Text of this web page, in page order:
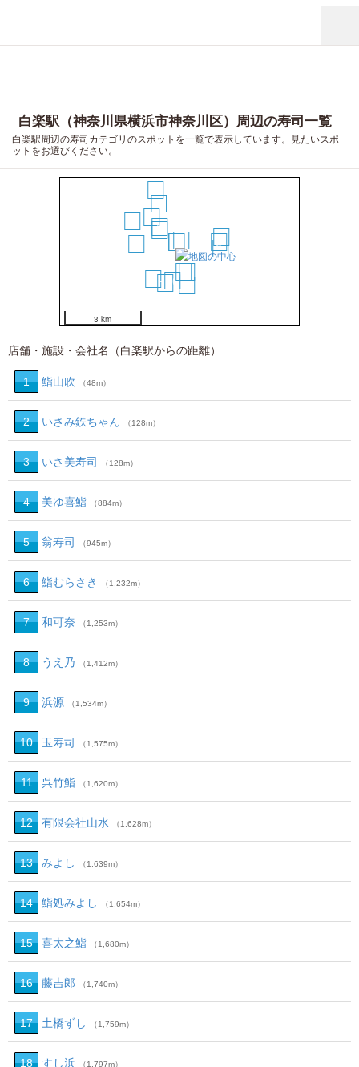
白楽駅（神奈川県横浜市神奈川区）周辺の寿司一覧
白楽駅周辺の寿司カテゴリのスポットを一覧で表示しています。見たいスポ
ットをお選びください。
4
5
6
8
9
10
11
12
13
14
16 17
18
3 km
店舗・施設・会社名（白楽駅からの距離）
1 鮨山吹 （48m）
2 いさみ鉄ちゃん （128m）
3 いさ美寿司 （128m）
4 美ゆ喜鮨 （884m）
5 翁寿司 （945m）
6 鮨むらさき （1,232m）
7 和可奈 （1,253m）
8 うえ乃 （1,412m）
9 浜源 （1,534m）
10 玉寿司 （1,575m）
11 呉竹鮨 （1,620m）
12 有限会社山水 （1,628m）
13 みよし （1,639m）
14 鮨処みよし （1,654m）
15 喜太之鮨 （1,680m）
16 藤吉郎 （1,740m）
17 土橋ずし （1,759m）
18 すし浜 （1,797m）